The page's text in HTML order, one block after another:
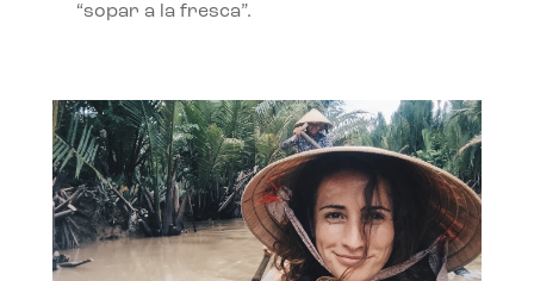
“sopar a la fresca”.